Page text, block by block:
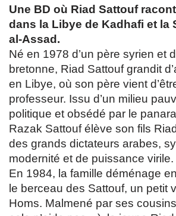
Une BD où Riad Sattouf
dans la Libye de Kadhafi et la
al-Assad.
Né en 1978 d’un père syrien et
bretonne, Riad Sattouf grandit
en Libye, où son père vient
professeur. Issu d’un milieu
politique et obsédé par le
Razak Sattouf élève son fils
des grands dictateurs arabes,
modernité et de puissance virile.
En 1984, la famille déménage
le berceau des Sattouf, un petit
Homs. Malmené par ses